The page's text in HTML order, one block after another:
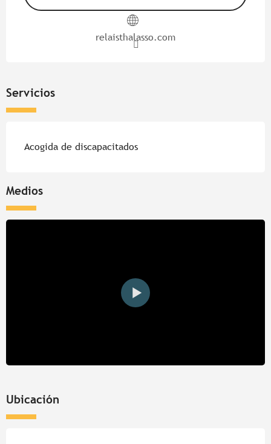
relaisthalasso.com
Servicios
Acogida de discapacitados
Medios
Ubicación